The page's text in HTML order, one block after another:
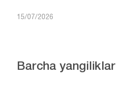
15/07/2026
Barcha yangiliklar